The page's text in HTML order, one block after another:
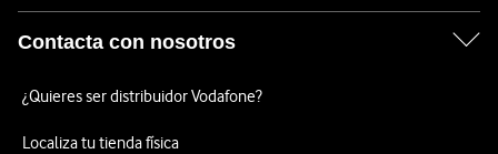
Contacta con nosotros
¿Quieres ser distribuidor Vodafone?
Localiza tu tienda física